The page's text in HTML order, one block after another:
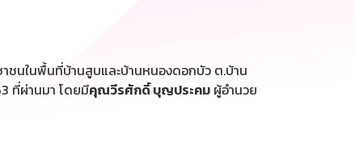
ชนในพื้นที่บ้านสูบและบ้านหนองดอกบัว ต.บ้าน
ที่ผ่านมา โดยมีคุณวีรศักดิ์ บุญประคม ผู้อำนวย